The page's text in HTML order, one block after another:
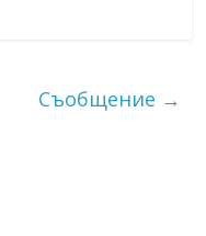
Съобщение →